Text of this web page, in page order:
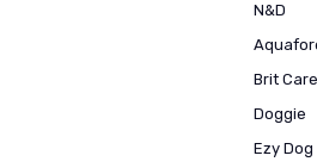
N&D
Brit Care
Doggie
Ezy Dog